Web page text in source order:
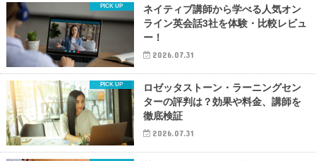
ネイティブ講師から学べる人気オン
ライン英会話3社を体験・比較レビュ
ー！
2026.07.31
ロゼッタストーン・ラーニングセン
ターの評判は？効果や料金、講師を
徹底検証
2026.07.31